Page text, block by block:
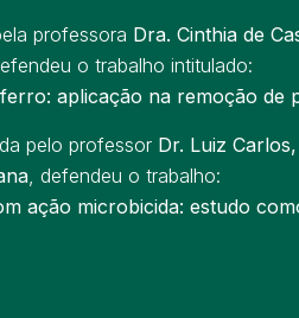
professora Dra. Cinthia de
o trabalho intitulado:
aplicação na remoção de
pelo professor Dr. Luiz Carlos,
, defendeu o trabalho:
ação microbicida: estudo